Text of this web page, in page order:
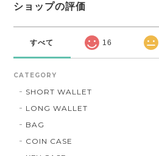
ショップの評価
すべて 16
CATEGORY
SHORT WALLET
LONG WALLET
BAG
COIN CASE